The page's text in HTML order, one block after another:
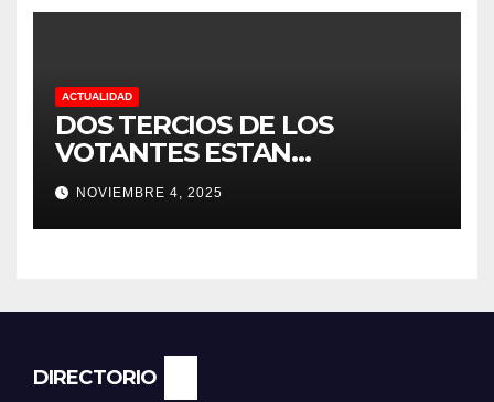
DEDICACIÓN EN LOS
ACTUALIDAD
DOS TERCIOS DE LOS
VOTANTES ESTAN
FRUSTRADOS CON TRUMP
PORQUE EL COSTO DE VIDA
CADA DIA SUBE Y LA
NEWS.
NOVIEMBRE 4, 2025
DIRECTORIO